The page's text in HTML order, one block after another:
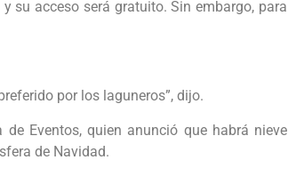
su acceso será gratuito. Sin embargo, para
por los laguneros”, dijo.
Eventos, quien anunció que habrá nieve
de Navidad.